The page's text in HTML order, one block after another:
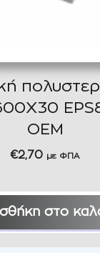
ΟΕΜ
€2,70 με ΦΠΑ
στο